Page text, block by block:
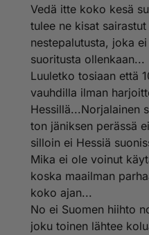
Vedä itte koko kesä
tulee ne kisat
nestepalutusta, joka
suoritusta ollenkaan...
Luuletko tosiaan että
vauhdilla ilman
Hessillä...Norjalainen
ton jäniksen perässä
silloin ei Hessiä
Mika ei ole voinut
koska maailman
koko ajan...
No ei Suomen hiihto
joku toinen lähtee